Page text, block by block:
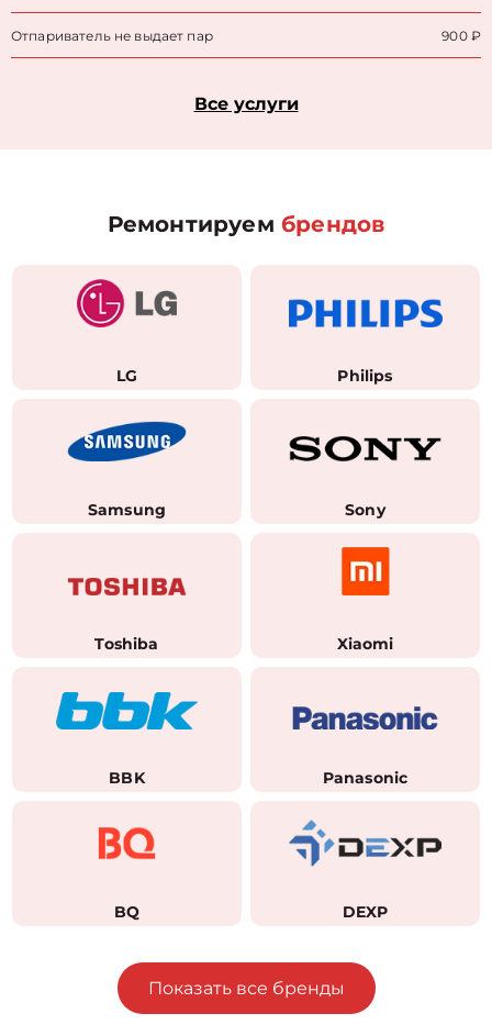
Отпариватель не выдает пар 900 ₽
Все услуги
Ремонтируем брендов
LG Philips
Samsung Sony
Toshiba Xiaomi
BBK Panasonic
BQ DEXP
Показать все бренды